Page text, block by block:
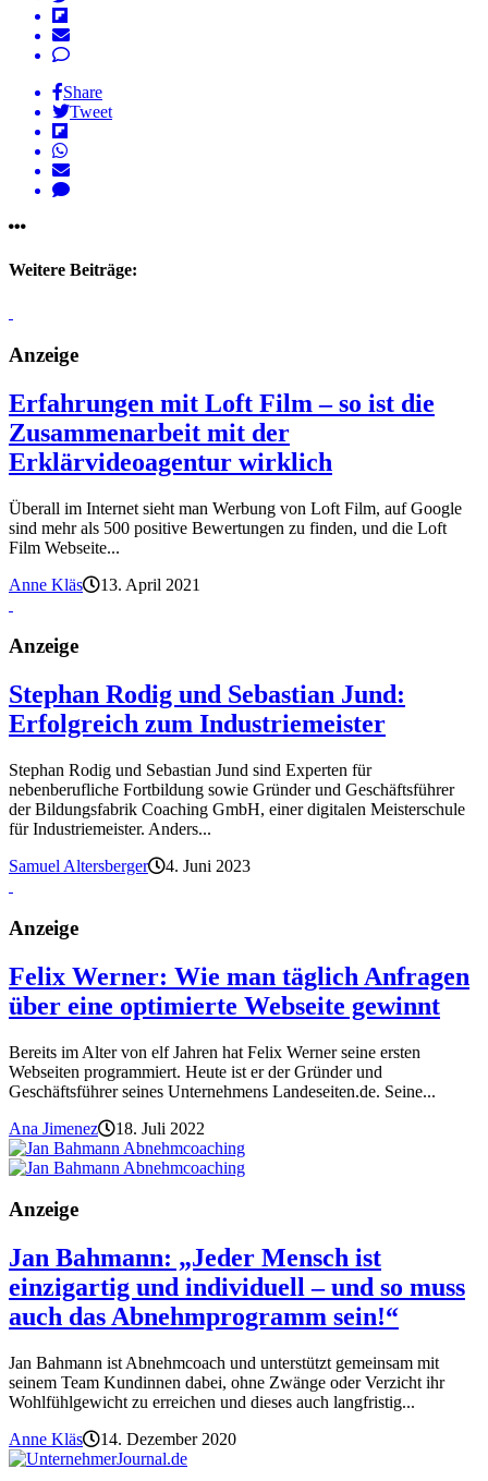
Share
Tweet
Weitere Beiträge:
Anzeige
Erfahrungen mit Loft Film – so ist die
Zusammenarbeit mit der
Erklärvideoagentur wirklich
Überall im Internet sieht man Werbung von Loft Film, auf Google
sind mehr als 500 positive Bewertungen zu finden, und die Loft
Film Webseite...
Anne Kläs
13. April 2021
Anzeige
Stephan Rodig und Sebastian Jund:
Erfolgreich zum Industriemeister
Stephan Rodig und Sebastian Jund sind Experten für
nebenberufliche Fortbildung sowie Gründer und Geschäftsführer
der Bildungsfabrik Coaching GmbH, einer digitalen Meisterschule
für Industriemeister. Anders...
Samuel Altersberger
4. Juni 2023
Anzeige
Felix Werner: Wie man täglich Anfragen
über eine optimierte Webseite gewinnt
Bereits im Alter von elf Jahren hat Felix Werner seine ersten
Webseiten programmiert. Heute ist er der Gründer und
Geschäftsführer seines Unternehmens Landeseiten.de. Seine...
Ana Jimenez
18. Juli 2022
Anzeige
Jan Bahmann: „Jeder Mensch ist
einzigartig und individuell – und so muss
auch das Abnehmprogramm sein!“
Jan Bahmann ist Abnehmcoach und unterstützt gemeinsam mit
seinem Team Kundinnen dabei, ohne Zwänge oder Verzicht ihr
Wohlfühlgewicht zu erreichen und dieses auch langfristig...
Anne Kläs
14. Dezember 2020